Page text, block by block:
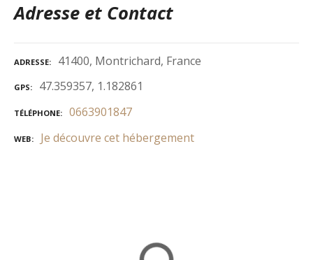
Adresse et Contact
ADRESSE 41400, Montrichard, France
GPS 47.359357, 1.182861
TÉLÉPHONE 0663901847
WEB Je découvre cet hébergement